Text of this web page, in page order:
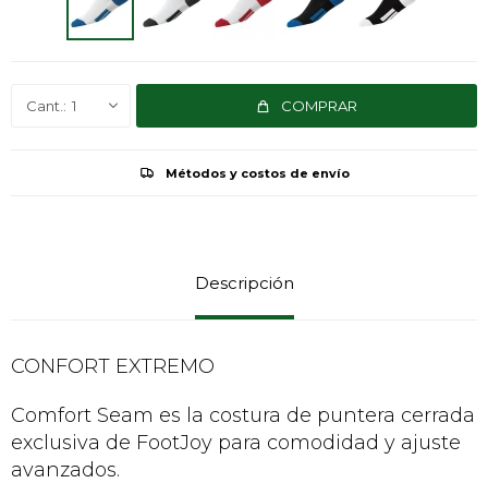
1 COMPRAR
Métodos y costos de envío
Descripción
CONFORT EXTREMO
Comfort Seam es la costura de puntera cerrada
exclusiva de FootJoy para comodidad y ajuste
avanzados.